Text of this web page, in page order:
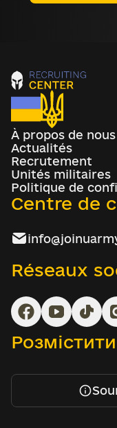
À propos de nous
Actualités
Recrutement
Unités militaires
Politique de
Centre de
Réseaux